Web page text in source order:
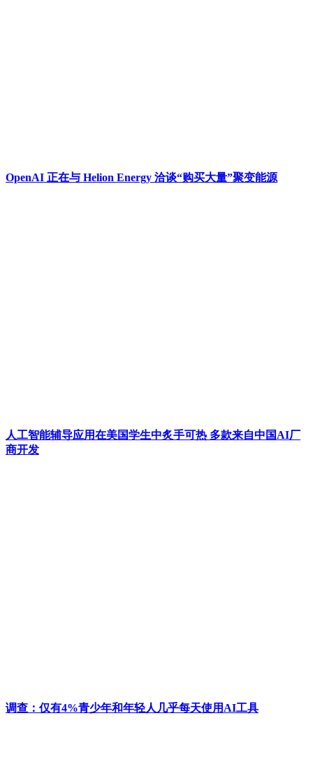
OpenAI 正在与 Helion Energy 洽谈“购买大量”聚变能源
人工智能辅导应用在美国学生中炙手可热 多款来自中国AI厂
商开发
调查：仅有4%青少年和年轻人几乎每天使用AI工具